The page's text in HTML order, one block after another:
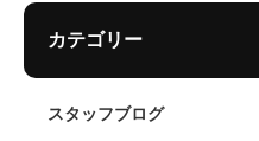
カテゴリー
スタッフブログ